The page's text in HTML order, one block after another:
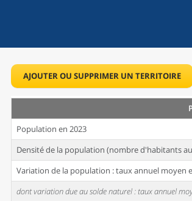
AJOUTER OU SUPPRIMER UN TERRITOIRE
Population en 2023
Densité de la population (nombre d'habitants
Variation de la population : taux annuel moyen
dont variation due au solde naturel : taux annuel